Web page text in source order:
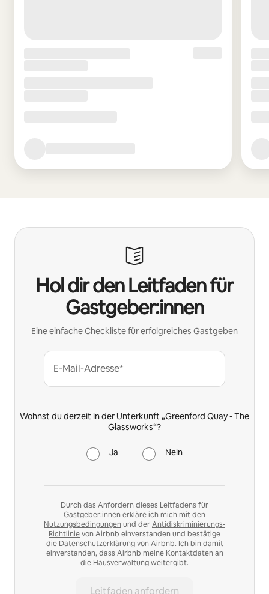
Hol dir den Leitfaden für
Gastgeber:innen
Eine einfache Checkliste für erfolgreiches Gastgeben
E-Mail-Adresse*
Wohnst du derzeit in der Unterkunft „Greenford Quay - The
Glassworks“?
Ja Nein
Durch das Anfordern dieses Leitfadens für
Gastgeber:innen erkläre ich mich mit den
Nutzungsbedingungen und der Antidiskriminierungs-
Richtlinievon Airbnb einverstanden und bestätige
die Datenschutzerklärungvon Airbnb. Ich bin damit
einverstanden, dass Airbnb meine Kontaktdaten an
die Hausverwaltung weitergibt.
Leitfaden anfordern